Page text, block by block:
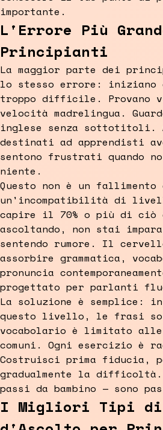
importante.
L'Errore Più
Principianti
La maggior parte dei
lo stesso errore: iniziano
troppo difficile. Provano
velocità madrelingua.
inglese senza sottotitoli.
destinati ad apprendisti
sentono frustrati quando
niente.
Questo non è un
un'incompatibilità di
capire il 70% o più di ciò
ascoltando, non stai
sentendo rumore. Il
assorbire grammatica,
pronuncia
progettato per parlanti
La soluzione è semplice:
questo livello, le frasi
vocabolario è limitato
comuni. Ogni esercizio è
Costruisci prima fiducia,
gradualmente la difficoltà.
passi da bambino — sono
I Migliori Tipi di